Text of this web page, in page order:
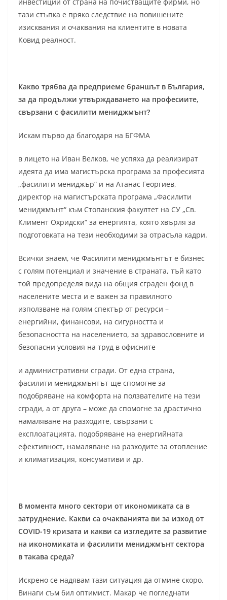
инвестиции от страна на почистващите фирми, но
тази стъпка е пряко следствие на повишените
изисквания и очаквания на клиентите в новата
Ковид реалност.
Какво трябва да предприеме браншът в България,
за да продължи утвърждаването на професиите,
свързани с фасилити мениджмънт?
Искам първо да благодаря на БГФМА
в лицето на Иван Велков, че успяха да реализират
идеята да има магистърска програма за професията
„фасилити мениджър“ и на Атанас Георгиев,
директор на магистърската програма „Фасилити
мениджмънт“ към Стопанския факултет на СУ „Св.
Климент Охридски“ за енергията, която хвърля за
подготовката на тези необходими за отрасъла кадри.
Всички знаем, че Фасилити мениджмънтът е бизнес
с голям потенциал и значение в страната, тъй като
той предопределя вида на общия сграден фонд в
населените места и е важен за правилното
използване на голям спектър от ресурси –
енергийни, финансови, на сигурността и
безопасността на населението, за здравословните и
безопасни условия на труд в офисните
и административни сгради. От една страна,
фасилити мениджмънтът ще спомогне за
подобряване на комфорта на ползвателите на тези
сгради, а от друга – може да спомогне за драстично
намаляване на разходите, свързани с
експлоатацията, подобряване на енергийната
ефективност, намаляване на разходите за отопление
и климатизация, консумативи и др.
В момента много сектори от икономиката са в
затруднение. Какви са очакванията ви за изход от
COVID-19 кризата и какви са изгледите за развитие
на икономиката и фасилити мениджмънт сектора
в такава среда?
Искрено се надявам тази ситуация да отмине скоро.
Винаги съм бил оптимист. Макар че погледнати